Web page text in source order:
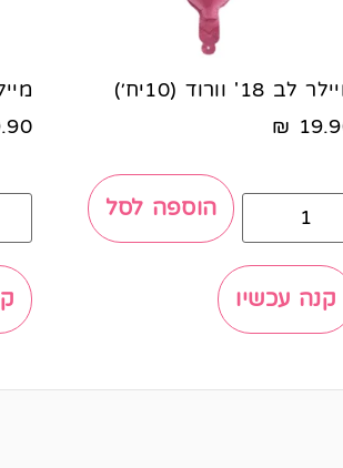
לב 18' וורוד (10יח׳)
₪
הוספה לסל
קנה עכשיו
מיילר